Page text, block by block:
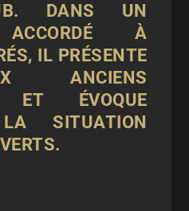
DANS UN
ACCORDÉ À
, IL PRÉSENTE
ANCIENS
ET ÉVOQUE
SITUATION